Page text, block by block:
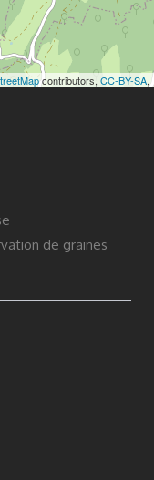
contributors, CC-BY-SA,
de graines